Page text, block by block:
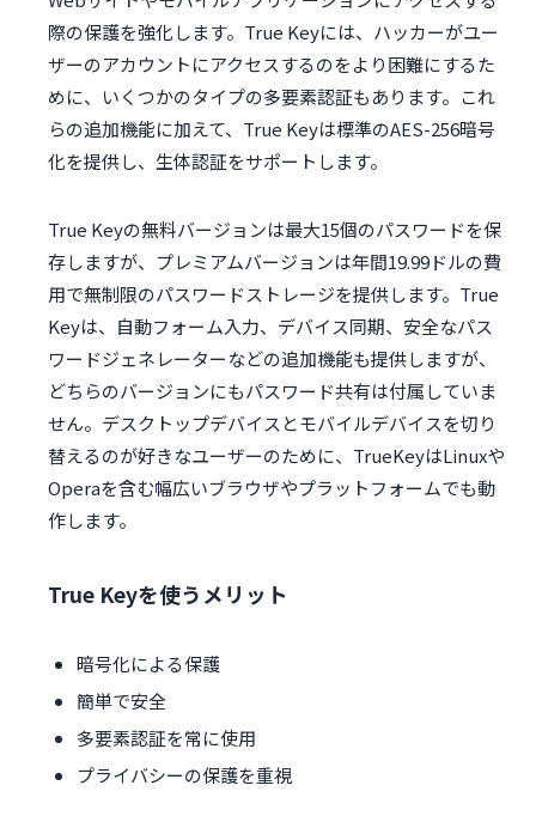
際の保護を強化します。True Keyには、ハッカーがユー
ザーのアカウントにアクセスするのをより困難にするた
めに、いくつかのタイプの多要素認証もあります。これ
らの追加機能に加えて、True Keyは標準のAES-256暗号
化を提供し、生体認証をサポートします。
True Keyの無料バージョンは最大15個のパスワードを保
存しますが、プレミアムバージョンは年間19.99ドルの費
用で無制限のパスワードストレージを提供します。True
Keyは、自動フォーム入力、デバイス同期、安全なパス
ワードジェネレーターなどの追加機能も提供しますが、
どちらのバージョンにもパスワード共有は付属していま
せん。デスクトップデバイスとモバイルデバイスを切り
替えるのが好きなユーザーのために、TrueKeyはLinuxや
Operaを含む幅広いブラウザやプラットフォームでも動
作します。
True Keyを使うメリット
暗号化による保護
簡単で安全
多要素認証を常に使用
プライバシーの保護を重視